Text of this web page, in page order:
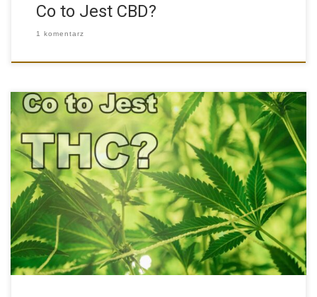
Co to Jest CBD?
1 komentarz
Marihuana to temat niezwykle kontrowersyjny. Jedni domagają
się jej całkowitej […]